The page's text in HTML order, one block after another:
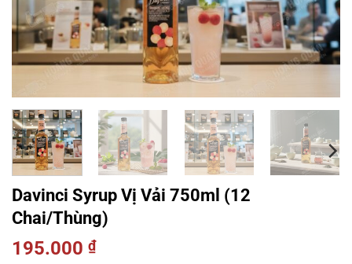
Davinci Syrup Vị Vải 750ml (12
Chai/Thùng)
195.000 ₫